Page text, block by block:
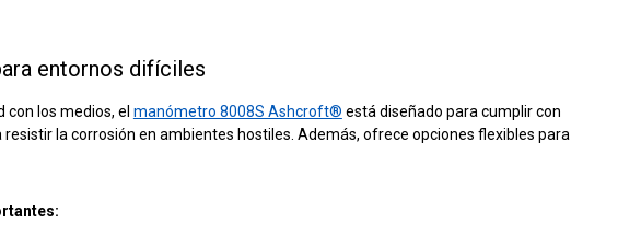
entornos difíciles
los medios, el manómetro 8008S Ashcroft® está diseñado para cumplir con
resistir la corrosión en ambientes hostiles. Además, ofrece opciones flexibles para